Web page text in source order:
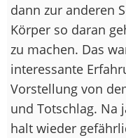
dann zur anderen
Körper so daran
zu machen. Das
interessante
Vorstellung von
und Totschlag. Na
halt wieder